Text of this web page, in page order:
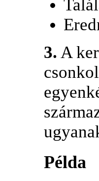
3. A
Példa